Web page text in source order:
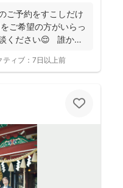
ご予約をすこしだけ
ご希望の方がいらっ
ください😌 誰かに
ィブ： 7日以上前